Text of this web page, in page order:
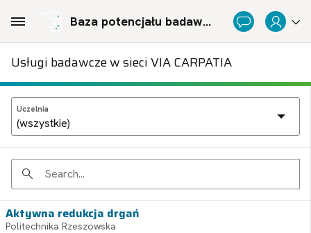
Baza potencjału badawczego Politechnicznej Sieci Via Carpatia im. Prezydenta RP Lecha Kaczyńskiego
Usługi badawcze w sieci VIA CARPATIA
Uczelnia
Search
Aktywna redukcja drgań
Politechnika Rzeszowska